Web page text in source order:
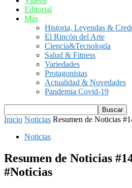
Editorial
Más
Historia, Leyendas &
El Rincón del Arte
Ciencia&Tecnología
Salud & Fitness
Variedades
Protagonistas
Actualidad & Novedades
Pandemia Covid-19
Inicio Noticias Resumen de Noticias
Noticias
Resumen de Noticias
#Noticias